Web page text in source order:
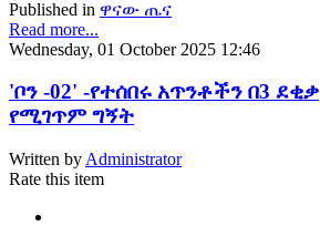
Published in ዋናው ጤና
Read more...
Wednesday, 01 October 2025 12:46
'ቦን -02' -የተሰበሩ አጥንቶችን በ3 ደቂቃ
የሚገጥም ግኝት
Written by Administrator
Rate this item